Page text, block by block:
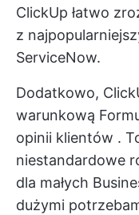
ClickUp łatwo
z
ServiceNow.
Dodatkowo,
warunkową
opinii klientów .
niestandardowe
dla małych
dużymi